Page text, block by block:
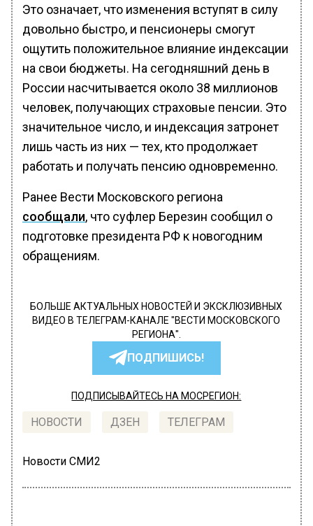
Это означает, что изменения вступят в силу
довольно быстро, и пенсионеры смогут
ощутить положительное влияние индексации
на свои бюджеты. На сегодняшний день в
России насчитывается около 38 миллионов
человек, получающих страховые пенсии. Это
значительное число, и индексация затронет
лишь часть из них — тех, кто продолжает
работать и получать пенсию одновременно.
Ранее Вести Московского региона
сообщали, что суфлер Березин сообщил о
подготовке президента РФ к новогодним
обращениям.
БОЛЬШЕ АКТУАЛЬНЫХ НОВОСТЕЙ И ЭКСКЛЮЗИВНЫХ
ВИДЕО В ТЕЛЕГРАМ-КАНАЛЕ "ВЕСТИ МОСКОВСКОГО
РЕГИОНА".
ПОДПИШИСЬ!
ПОДПИСЫВАЙТЕСЬ НА МОСРЕГИОН:
НОВОСТИ ДЗЕН ТЕЛЕГРАМ
Новости СМИ2